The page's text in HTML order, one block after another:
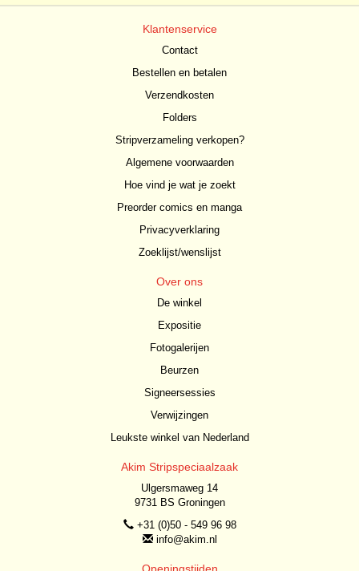
Klantenservice
Contact
Bestellen en betalen
Verzendkosten
Folders
Stripverzameling verkopen?
Algemene voorwaarden
Hoe vind je wat je zoekt
Preorder comics en manga
Privacyverklaring
Zoeklijst/wenslijst
Over ons
De winkel
Expositie
Fotogalerijen
Beurzen
Signeersessies
Verwijzingen
Leukste winkel van Nederland
Akim Stripspeciaalzaak
Ulgersmaweg 14
9731 BS Groningen
+31 (0)50 - 549 96 98
info@akim.nl